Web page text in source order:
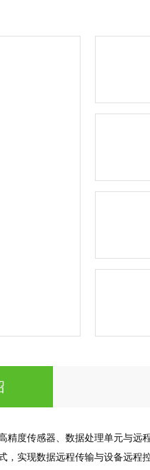
精度传感器、数据处理单元与远
，实现数据远程传输与设备远程